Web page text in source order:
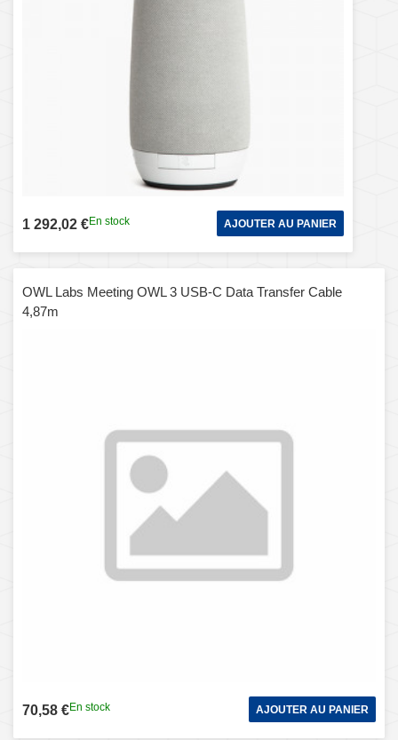
1 292,02 €En stock AJOUTER AU PANIER
OWL Labs Meeting OWL 3 USB-C Data Transfer Cable
4,87m
70,58 €En stock AJOUTER AU PANIER